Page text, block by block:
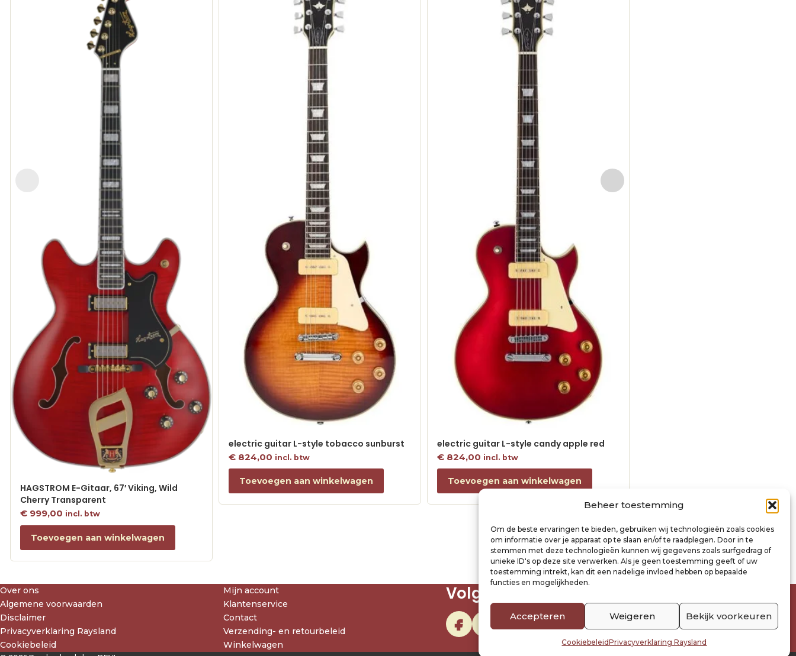
Beheer toestemming
Om de beste ervaringen te bieden, gebruiken wij technologieën zoals cookies
om informatie over je apparaat op te slaan en/of te raadplegen. Door in te
stemmen met deze technologieën kunnen wij gegevens zoals surfgedrag of
unieke ID's op deze site verwerken. Als je geen toestemming geeft of uw
toestemming intrekt, kan dit een nadelige invloed hebben op bepaalde
functies en mogelijkheden.
Accepteren Weigeren Bekijk voorkeuren
CookiebeleidPrivacyverklaring Raysland
HAGSTROM E-Gitaar, 67′ Viking, Wild
Cherry Transparent
€ 999,00 incl. btw
Toevoegen aan winkelwagen
electric guitar L-style tobacco sunburst
€ 824,00 incl. btw
Toevoegen aan winkelwagen
electric guitar L-style candy apple red
€824,00 incl. btw
Toevoegen aan winkelwagen
Over ons
Algemene voorwaarden
Disclaimer
Privacyverklaring Raysland
Cookiebeleid
Mijn account
Klantenservice
Contact
Verzending- en retourbeleid
Winkelwagen
Volg ons